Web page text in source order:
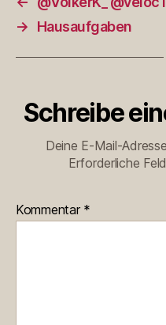
→
Hausaufgaben
Schreibe
Deine E-Mail-
Erforderliche
Kommentar *